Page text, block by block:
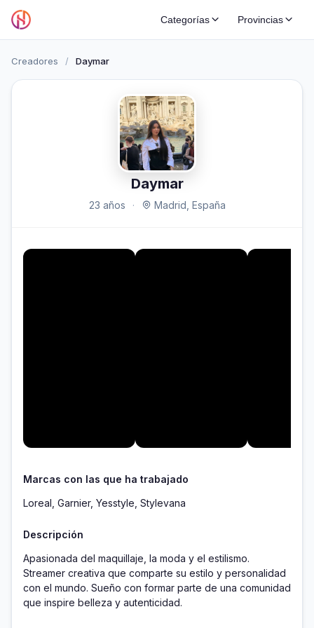
Categorías Provincias
Creadores / Daymar
Daymar
23 años · Madrid, España
Marcas con las que ha trabajado
Loreal, Garnier, Yesstyle, Stylevana
Descripción
Apasionada del maquillaje, la moda y el estilismo.
Streamer creativa que comparte su estilo y personalidad
con el mundo. Sueño con formar parte de una comunidad
que inspire belleza y autenticidad.